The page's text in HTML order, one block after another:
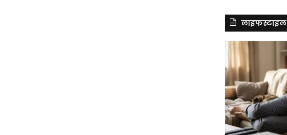
लाइफस्टाइल